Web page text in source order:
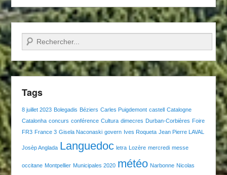
Recherche
Tags
8 juillet 2023 Bolegadis Béziers Carles Puigdemont castell Catalogne
Catalonha concurs conférence Cultura dimecres Durban-Corbières Foire
FR3 France 3 Gisela Naconaski govern Ives Roqueta Jean Pierre LAVAL
Josèp Anglada Languedoc letra Lozère mercredi messe
occitane Montpellier Municipales 2020 météo Narbonne Nicolas